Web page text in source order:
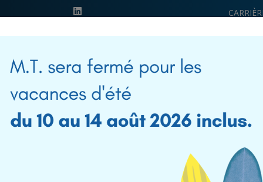
0541 956034
PRODUITS SOLUTIONS
RÉSEAU